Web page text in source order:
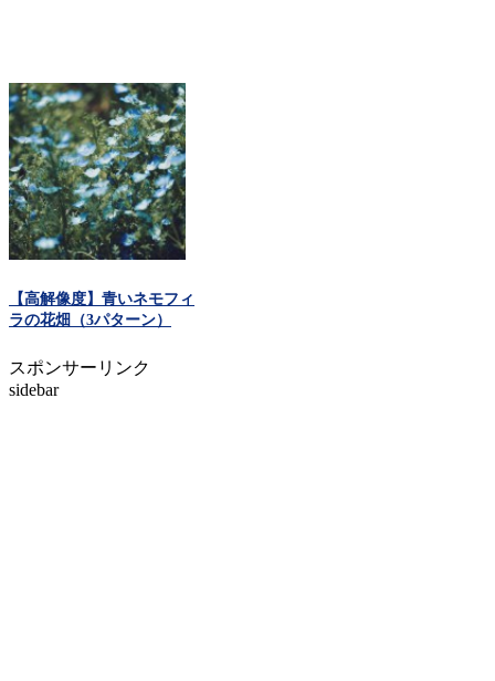
【高解像度】青いネモフィ
ラの花畑（3パターン）
スポンサーリンク
sidebar